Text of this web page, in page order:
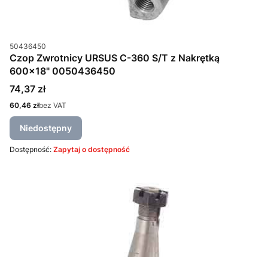
Kod produktu
50436450
Czop Zwrotnicy URSUS C-360 S/T z Nakrętką
600x18" 0050436450
Cena
74,37 zł
Cena
60,46 złbez VAT
Niedostępny
Dostępność: Zapytaj o dostępność